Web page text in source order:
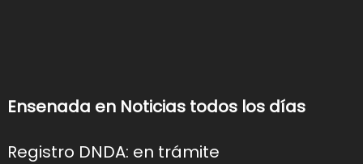
Ensenada en Noticias todos los días
Registro DNDA: en trámite